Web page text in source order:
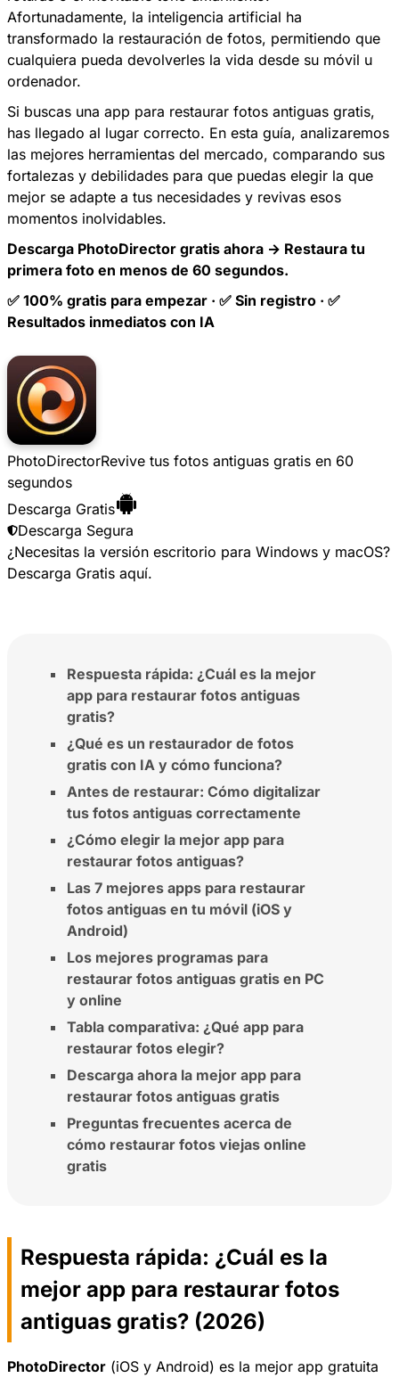
Afortunadamente, la inteligencia artificial ha
transformado la restauración de fotos, permitiendo que
cualquiera pueda devolverles la vida desde su móvil u
ordenador.
Si buscas una app para restaurar fotos antiguas gratis,
has llegado al lugar correcto. En esta guía, analizaremos
las mejores herramientas del mercado, comparando sus
fortalezas y debilidades para que puedas elegir la que
mejor se adapte a tus necesidades y revivas esos
momentos inolvidables.
Descarga PhotoDirector gratis ahora → Restaura tu
primera foto en menos de 60 segundos.
✅ 100% gratis para empezar · ✅ Sin registro · ✅
Resultados inmediatos con IA
PhotoDirectorRevive tus fotos antiguas gratis en 60
segundos
Descarga Gratis
Descarga Segura
¿Necesitas la versión escritorio para Windows y macOS?
Descarga Gratis aquí.
Respuesta rápida: ¿Cuál es la mejor
app para restaurar fotos antiguas
gratis?
¿Qué es un restaurador de fotos
gratis con IA y cómo funciona?
Antes de restaurar: Cómo digitalizar
tus fotos antiguas correctamente
¿Cómo elegir la mejor app para
restaurar fotos antiguas?
Las 7 mejores apps para restaurar
fotos antiguas en tu móvil (iOS y
Android)
Los mejores programas para
restaurar fotos antiguas gratis en PC
y online
Tabla comparativa: ¿Qué app para
restaurar fotos elegir?
Descarga ahora la mejor app para
restaurar fotos antiguas gratis
Preguntas frecuentes acerca de
cómo restaurar fotos viejas online
gratis
Respuesta rápida: ¿Cuál es la
mejor app para restaurar fotos
antiguas gratis? (2026)
PhotoDirector (iOS y Android) es la mejor app gratuita